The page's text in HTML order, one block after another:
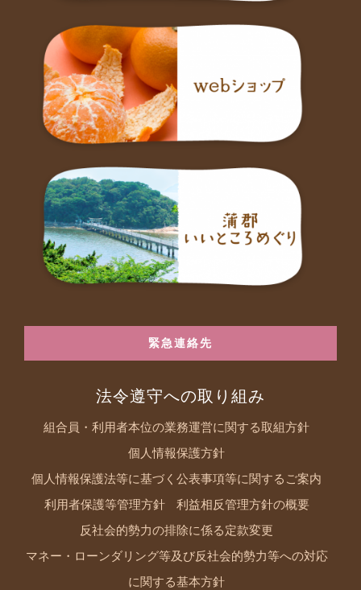
緊急連絡先
法令遵守への取り組み
組合員・利用者本位の業務運営に関する取組方針
個人情報保護方針
個人情報保護法等に基づく公表事項等に関するご案内
利用者保護等管理方針 利益相反管理方針の概要
反社会的勢力の排除に係る定款変更
マネー・ローンダリング等及び反社会的勢力等への対応
に関する基本方針